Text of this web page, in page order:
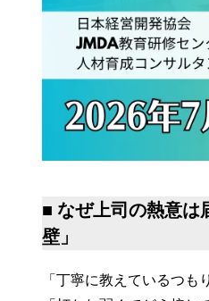
■ なぜ上司の熱意は
壁」
「丁寧に教えているつも